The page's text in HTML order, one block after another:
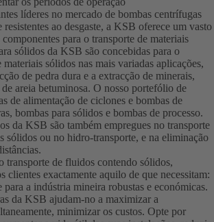
líderes no mercado de bombas centrífugas
resistentes ao desgaste, a KSB oferece um vasto
para o transporte de materiais
sólidos da KSB são concebidas para o
sólidos nas mais variadas aplicações,
de pedra dura e a extracção de minerais,
areia betuminosa. O nosso portefólio de
de alimentação de ciclones e bombas de
bombas para sólidos e bombas de processo.
da KSB são também empregues no transporte
sólidos ou no hidro-transporte, e na eliminação
transporte de fluidos contendo sólidos,
clientes exactamente aquilo de que necessitam:
para a indústria mineira robustas e económicas.
da KSB ajudam-no a maximizar a
minimizar os custos. Opte por